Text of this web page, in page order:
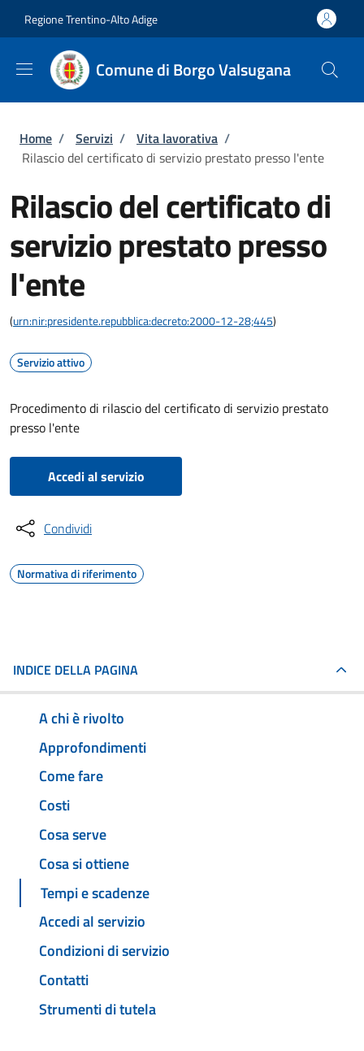
Regione Trentino-Alto Adige
Comune di Borgo Valsugana
Briciole di pane
Home / Servizi / Vita lavorativa /
Rilascio del certificato di servizio prestato presso l'ente
Rilascio del certificato di
servizio prestato presso
l'ente
(urn:nir:presidente.repubblica:decreto:2000-12-28;445)
Servizio attivo
Procedimento di rilascio del certificato di servizio prestato
presso l'ente
Accedi al servizio
Condividi
Normativa di riferimento
INDICE DELLA PAGINA
A chi è rivolto
Approfondimenti
Come fare
Costi
Cosa serve
Cosa si ottiene
Tempi e scadenze
Accedi al servizio
Condizioni di servizio
Contatti
Strumenti di tutela